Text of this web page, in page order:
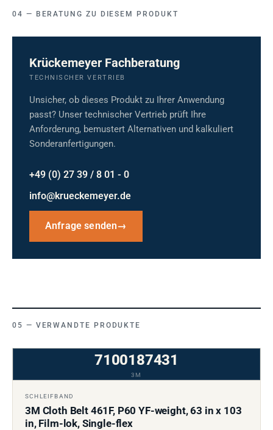
BERATUNG ZU DIESEM PRODUKT
Krückemeyer Fachberatung
TECHNISCHER VERTRIEB
Unsicher, ob dieses Produkt zu Ihrer Anwendung
passt? Unser technischer Vertrieb prüft Ihre
Anforderung, bemustert Alternativen und kalkuliert
Sonderanfertigungen.
+49 (0) 27 39 / 8 01 - 0
info@krueckemeyer.de
Anfrage senden→
VERWANDTE PRODUKTE
7100187431
3M
SCHLEIFBAND
3M Cloth Belt 461F, P60 YF-weight, 63 in x 103
in, Film-lok, Single-flex